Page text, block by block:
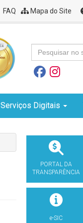
FAQ Mapa do Site
Serviços Digitais
PORTAL DA
TRANSPARÊNCIA
e-SIC